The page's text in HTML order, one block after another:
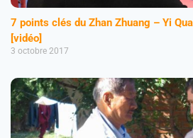
7 points clés du Zhan Zhuang – Yi
[vidéo]
3 octobre 2017